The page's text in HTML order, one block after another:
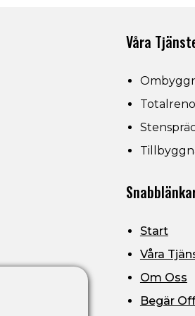
Våra
Start
Våra
Om Oss
Begär